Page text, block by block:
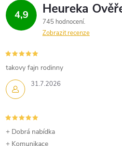
4,9
745 hodnocení
Zobrazit recenze
31.7.2026
takovy fajn rodinny
+ Dobrá nabídka
+ Komunikace